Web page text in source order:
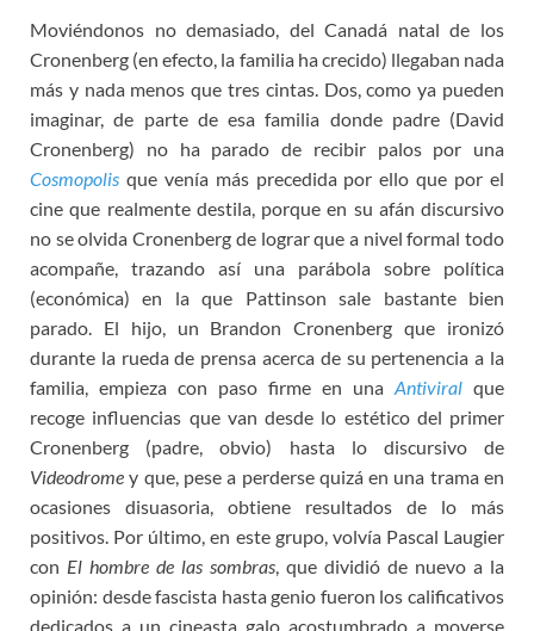
Moviéndonos no demasiado, del Canadá natal de los
Cronenberg (en efecto, la familia ha crecido) llegaban nada
más y nada menos que tres cintas. Dos, como ya pueden
imaginar, de parte de esa familia donde padre (David
Cronenberg) no ha parado de recibir palos por una
Cosmopolis que venía más precedida por ello que por el
cine que realmente destila, porque en su afán discursivo
no se olvida Cronenberg de lograr que a nivel formal todo
acompañe, trazando así una parábola sobre política
(económica) en la que Pattinson sale bastante bien
parado. El hijo, un Brandon Cronenberg que ironizó
durante la rueda de prensa acerca de su pertenencia a la
familia, empieza con paso firme en una Antiviral que
recoge influencias que van desde lo estético del primer
Cronenberg (padre, obvio) hasta lo discursivo de
Videodrome y que, pese a perderse quizá en una trama en
ocasiones disuasoria, obtiene resultados de lo más
positivos. Por último, en este grupo, volvía Pascal Laugier
con El hombre de las sombras, que dividió de nuevo a la
opinión: desde fascista hasta genio fueron los calificativos
dedicados a un cineasta galo acostumbrado a moverse